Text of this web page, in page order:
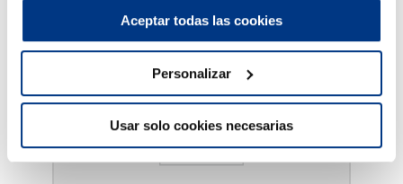
Aceptar todas las cookies
Personalizar
Usar solo cookies necesarias
Drimer
Cama